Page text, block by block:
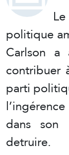
politique
Carlson a
contribuer
parti
dans
detruire.